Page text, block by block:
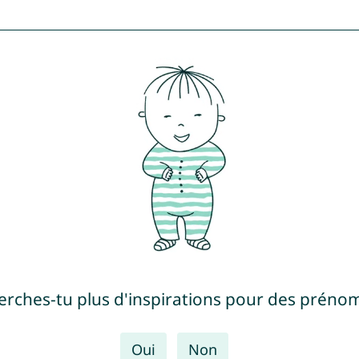
tu plus d'inspirations pour des
Oui Non